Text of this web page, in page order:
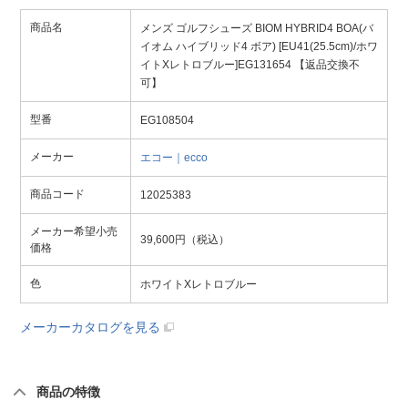
商品名
メンズ ゴルフシューズ BIOM HYBRID4 BOA(バ
イオム ハイブリッド4 ボア) [EU41(25.5cm)/ホワ
イトXレトロブルー]EG131654 【返品交換不
可】
型番 EG108504
メーカー エコー｜ecco
商品コード 12025383
メーカー希望小売
価格
39,600円（税込）
色 ホワイトXレトロブルー
メーカーカタログを見る
商品の特徴